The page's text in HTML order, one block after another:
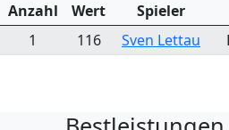
Anzahl Wert Spieler
1
116 Sven Lettau